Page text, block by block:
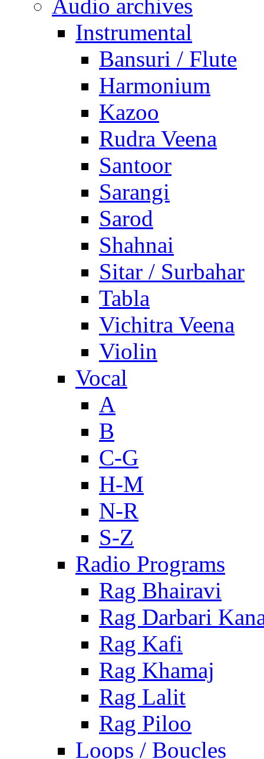
Audio archives
Instrumental
Bansuri / Flute
Harmonium
Kazoo
Rudra Veena
Santoor
Sarangi
Sarod
Shahnai
Sitar / Surbahar
Tabla
Vichitra Veena
Violin
Vocal
A
B
C-G
H-M
N-R
S-Z
Radio Programs
Rag Bhairavi
Rag Darbari
Rag Kafi
Rag Khamaj
Rag Lalit
Rag Piloo
Loops / Boucles